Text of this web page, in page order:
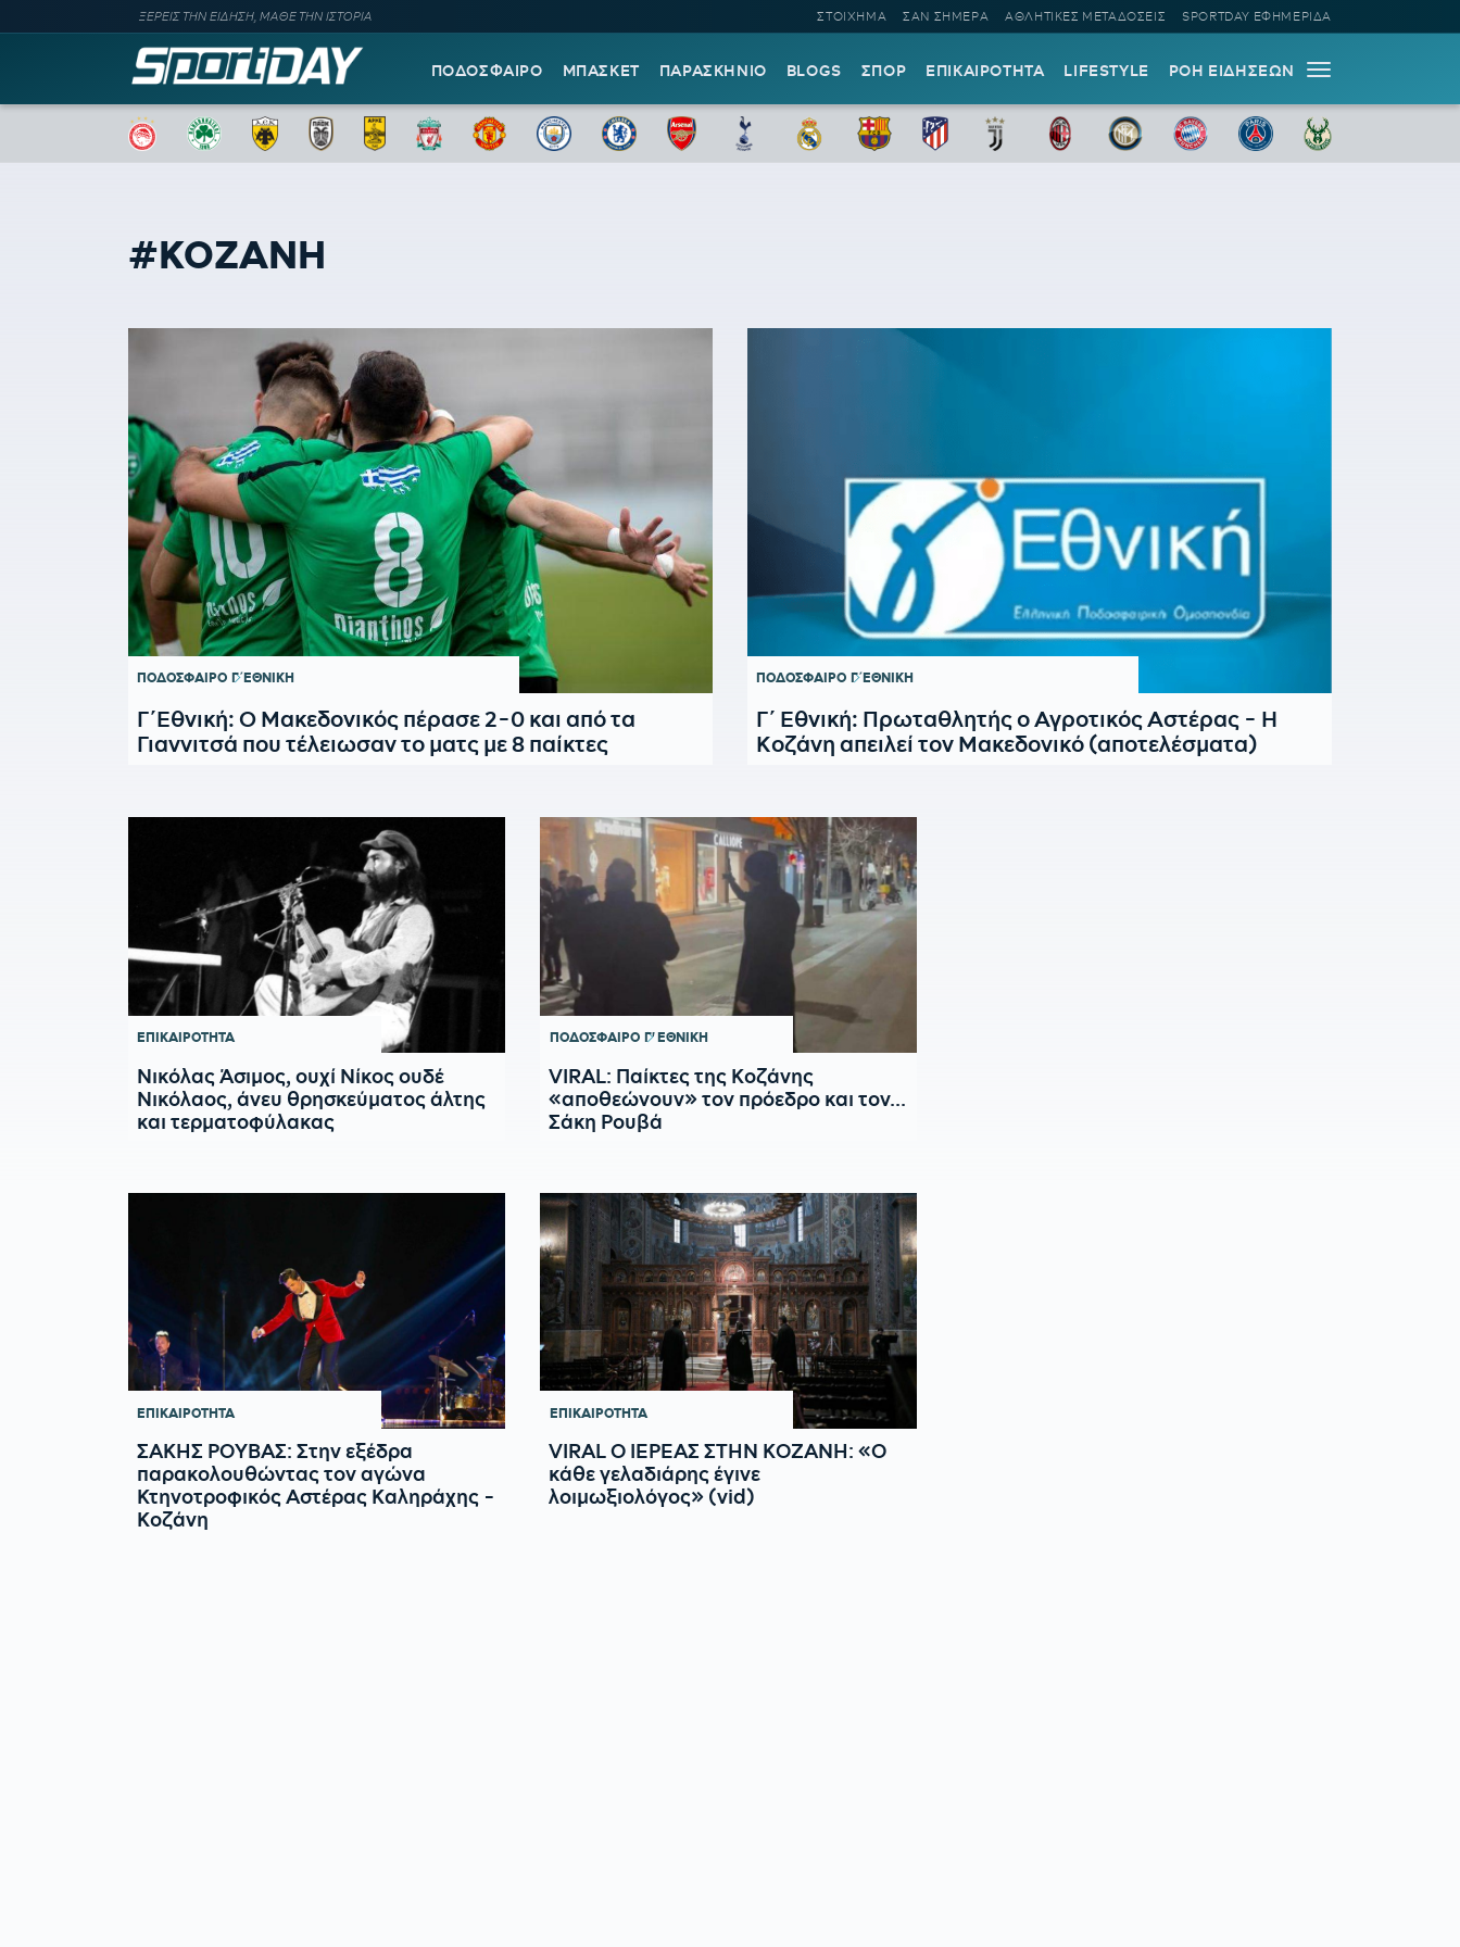
ΞΕΡΕΙΣ ΤΗΝ ΕΙΔΗΣΗ, ΜΑΘΕ ΤΗΝ ΙΣΤΟΡΙΑ ΣΤΟΙΧΗΜΑ ΣΑΝ ΣΗΜΕΡΑ ΑΘΛΗΤΙΚΕΣ ΜΕΤΑΔΟΣΕΙΣ SPORTDAY ΕΦΗΜΕΡΙΔΑ
ΠΟΔΟΣΦΑΙΡΟ ΜΠΑΣΚΕΤ ΠΑΡΑΣΚΗΝΙΟ BLOGS ΣΠΟΡ ΕΠΙΚΑΙΡΟΤΗΤΑ LIFESTYLE ΡΟΗ ΕΙΔΗΣΕΩΝ
#ΚΟΖΑΝΗ
ΠΟΔΟΣΦΑΙΡΟ Γ΄ΕΘΝΙΚΗ
Γ΄Εθνική: O Μακεδονικός πέρασε 2-0 και από τα
Γιαννιτσά που τέλειωσαν το ματς με 8 παίκτες
ΠΟΔΟΣΦΑΙΡΟ Γ΄ΕΘΝΙΚΗ
Γ΄ Εθνική: Πρωταθλητής ο Αγροτικός Αστέρας - Η
Κοζάνη απειλεί τον Μακεδονικό (αποτελέσματα)
ΕΠΙΚΑΙΡΟΤΗΤΑ
Νικόλας Άσιμος, ουχί Νίκος ουδέ
Νικόλαος, άνευ θρησκεύματος άλτης
και τερματοφύλακας
ΠΟΔΟΣΦΑΙΡΟ Γ' ΕΘΝΙΚΗ
VIRAL: Παίκτες της Κοζάνης
«αποθεώνουν» τον πρόεδρο και τον...
Σάκη Ρουβά
ΕΠΙΚΑΙΡΟΤΗΤΑ
ΣΑΚΗΣ ΡΟΥΒΑΣ: Στην εξέδρα
παρακολουθώντας τον αγώνα
Κτηνοτροφικός Αστέρας Καληράχης -
Κοζάνη
ΕΠΙΚΑΙΡΟΤΗΤΑ
VIRAL Ο ΙΕΡΕΑΣ ΣΤΗΝ ΚΟΖΑΝΗ: «Ο
κάθε γελαδιάρης έγινε
λοιμωξιολόγος» (vid)